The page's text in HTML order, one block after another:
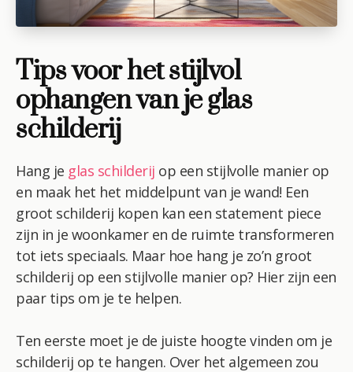
Tips voor het stijlvol
ophangen van je glas
schilderij
Hang je glas schilderij op een stijlvolle manier op
en maak het het middelpunt van je wand! Een
groot schilderij kopen kan een statement piece
zijn in je woonkamer en de ruimte transformeren
tot iets speciaals. Maar hoe hang je zo’n groot
schilderij op een stijlvolle manier op? Hier zijn een
paar tips om je te helpen.
Ten eerste moet je de juiste hoogte vinden om je
schilderij op te hangen. Over het algemeen zou